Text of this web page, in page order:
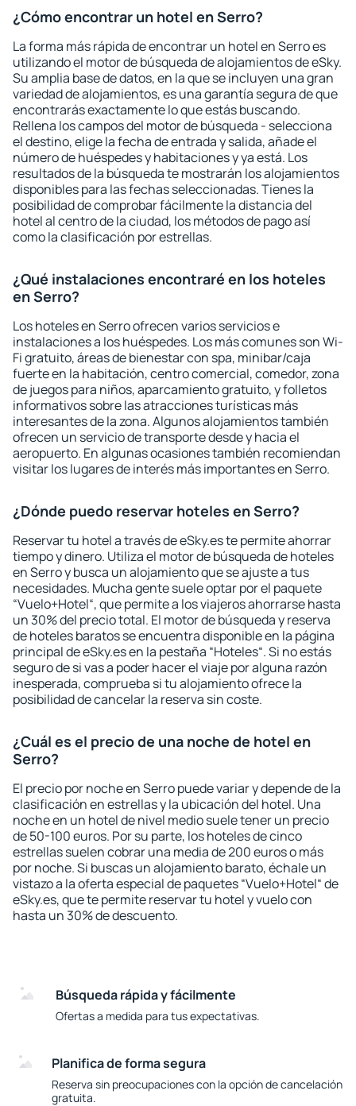
¿Cómo encontrar un hotel en Serro?
La forma más rápida de encontrar un hotel en Serro es
utilizando el motor de búsqueda de alojamientos de eSky.
Su amplia base de datos, en la que se incluyen una gran
variedad de alojamientos, es una garantía segura de que
encontrarás exactamente lo que estás buscando.
Rellena los campos del motor de búsqueda - selecciona
el destino, elige la fecha de entrada y salida, añade el
número de huéspedes y habitaciones y ya está. Los
resultados de la búsqueda te mostrarán los alojamientos
disponibles para las fechas seleccionadas. Tienes la
posibilidad de comprobar fácilmente la distancia del
hotel al centro de la ciudad, los métodos de pago así
como la clasificación por estrellas.
¿Qué instalaciones encontraré en los hoteles
en Serro?
Los hoteles en Serro ofrecen varios servicios e
instalaciones a los huéspedes. Los más comunes son Wi-
Fi gratuito, áreas de bienestar con spa, minibar/caja
fuerte en la habitación, centro comercial, comedor, zona
de juegos para niños, aparcamiento gratuito, y folletos
informativos sobre las atracciones turísticas más
interesantes de la zona. Algunos alojamientos también
ofrecen un servicio de transporte desde y hacia el
aeropuerto. En algunas ocasiones también recomiendan
visitar los lugares de interés más importantes en Serro.
¿Dónde puedo reservar hoteles en Serro?
Reservar tu hotel a través de eSky.es te permite ahorrar
tiempo y dinero. Utiliza el motor de búsqueda de hoteles
en Serro y busca un alojamiento que se ajuste a tus
necesidades. Mucha gente suele optar por el paquete
“Vuelo+Hotel“, que permite a los viajeros ahorrarse hasta
un 30% del precio total. El motor de búsqueda y reserva
de hoteles baratos se encuentra disponible en la página
principal de eSky.es en la pestaña “Hoteles“. Si no estás
seguro de si vas a poder hacer el viaje por alguna razón
inesperada, comprueba si tu alojamiento ofrece la
posibilidad de cancelar la reserva sin coste.
¿Cuál es el precio de una noche de hotel en
Serro?
El precio por noche en Serro puede variar y depende de la
clasificación en estrellas y la ubicación del hotel. Una
noche en un hotel de nivel medio suele tener un precio
de 50-100 euros. Por su parte, los hoteles de cinco
estrellas suelen cobrar una media de 200 euros o más
por noche. Si buscas un alojamiento barato, échale un
vistazo a la oferta especial de paquetes “Vuelo+Hotel“ de
eSky.es, que te permite reservar tu hotel y vuelo con
hasta un 30% de descuento.
Búsqueda rápida y fácilmente
Ofertas a medida para tus expectativas.
Planifica de forma segura
Reserva sin preocupaciones con la opción de cancelación
gratuita.